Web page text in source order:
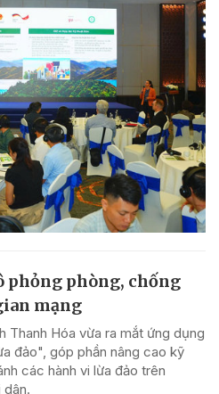
phỏng phòng, chống
mạng
Thanh Hóa vừa ra mắt ứng dụng
đảo", góp phần nâng cao kỹ
các hành vi lừa đảo trên